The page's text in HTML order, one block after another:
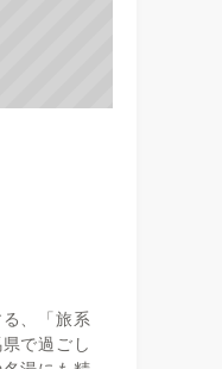
、「旅系
で過ごし